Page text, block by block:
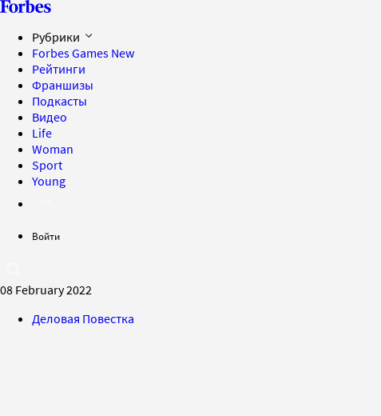
Рубрики
Forbes Games New
Рейтинги
Франшизы
Подкасты
Видео
Life
Woman
Sport
Young
Войти
08 February 2022
Деловая Повестка